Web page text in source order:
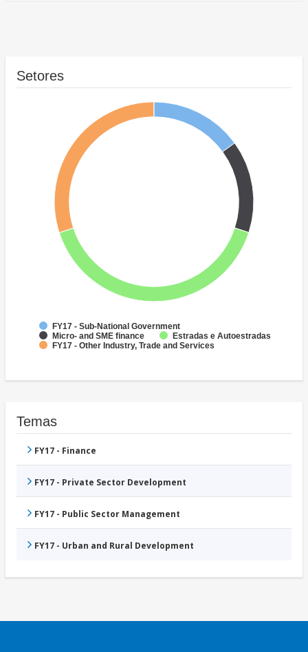
Setores
FY17 - Sub-National Government
Micro- and SME finance
Estradas e Autoestradas
FY17 - Other Industry, Trade and Services
Temas
FY17 - Finance
FY17 - Private Sector Development
FY17 - Public Sector Management
FY17 - Urban and Rural Development